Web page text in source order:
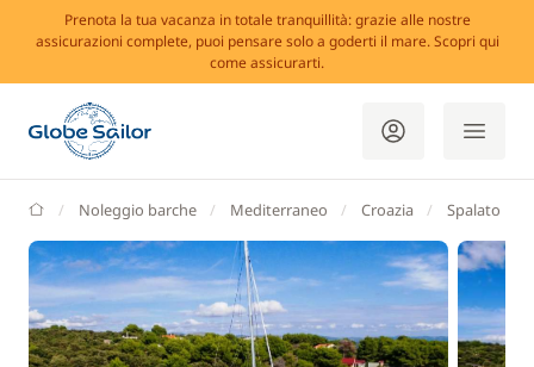
Prenota la tua vacanza in totale tranquillità: grazie alle nostre
assicurazioni complete, puoi pensare solo a goderti il mare. Scopri qui
come assicurarti.
GlobeSailor
Noleggio barche Mediterraneo Croazia Spalato